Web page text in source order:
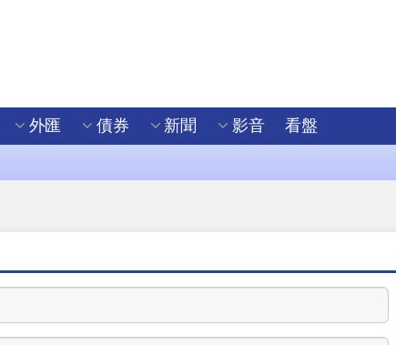
外匯 債券 新聞 影音 看盤